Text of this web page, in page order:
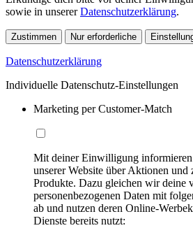
sowie in unsererDatenschutzerklärung.
Zustimmen Nur erforderliche
Datenschutzerklärung
Individuelle Datenschutz-Einstellungen
Marketing per Customer-Match
Mit deiner Einwilligung
unserer Website über Aktionen und
Produkte. Dazu gleichen wir deine
personenbezogenen Daten mit
ab und nutzen deren Online-
Dienste bereits nutzt: